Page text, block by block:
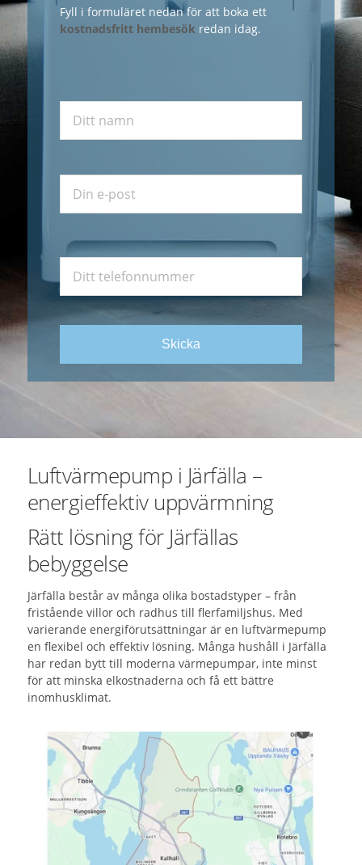
Fyll i formuläret nedan för att boka ett
kostnadsfritt hembesök redan idag.
Lämna
Luftvärmepump i Järfälla –
energieffektiv uppvärmning
Rätt lösning för Järfällas
bebyggelse
Järfälla består av många olika bostadstyper – från
fristående villor och radhus till flerfamiljshus. Med
varierande energiförutsättningar är en luftvärmepump
en flexibel och effektiv lösning. Många hushåll i Järfälla
har redan bytt till moderna värmepumpar, inte minst
för att minska elkostnaderna och få ett bättre
inomhusklimat.